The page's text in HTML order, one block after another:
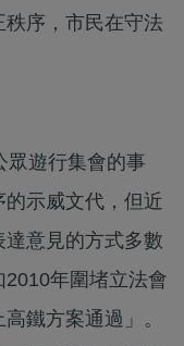
序，市民在守法
眾遊行集會的事
示威文代，但近
意見的方式多數
年圍堵立法會
鐵方案通過」。